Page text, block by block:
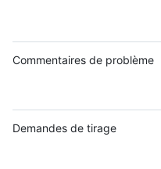
Commentaires de problème
Demandes de tirage